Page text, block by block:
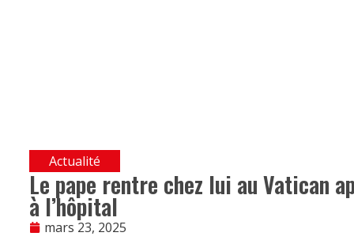
Actualité
Le pape rentre chez lui au Vatican
à l’hôpital
mars 23, 2025